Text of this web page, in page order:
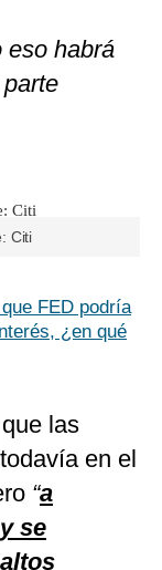
eso habrá
Citi
FED podría
¿en qué
las
en el
“a
se